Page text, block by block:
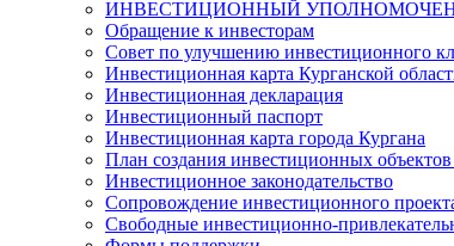
ИНВЕСТИЦИОННЫЙ
Обращение к инвесторам
Совет по улучшению инвестиционного
Инвестиционная карта Курганской
Инвестиционная декларация
Инвестиционный паспорт
Инвестиционная карта города Кургана
План создания инвестиционных
Инвестиционное законодательство
Сопровождение инвестиционного
Свободные инвестиционно-